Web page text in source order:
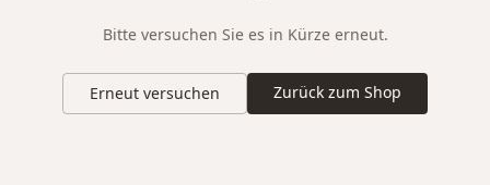
Bitte versuchen Sie es in Kürze erneut.
Erneut versuchen Zurück zum Shop